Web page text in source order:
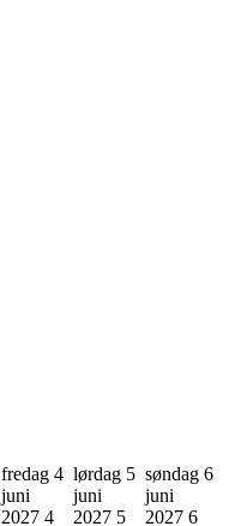
fredag 4
juni
2027 4
lørdag 5
juni
2027 5
søndag 6
juni
2027 6